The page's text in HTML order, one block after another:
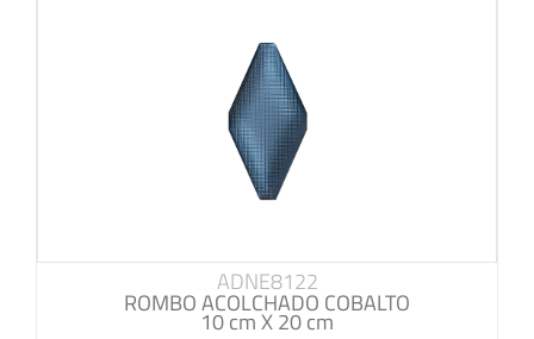
ADNE8122
ROMBO ACOLCHADO COBALTO
10 cm X 20 cm